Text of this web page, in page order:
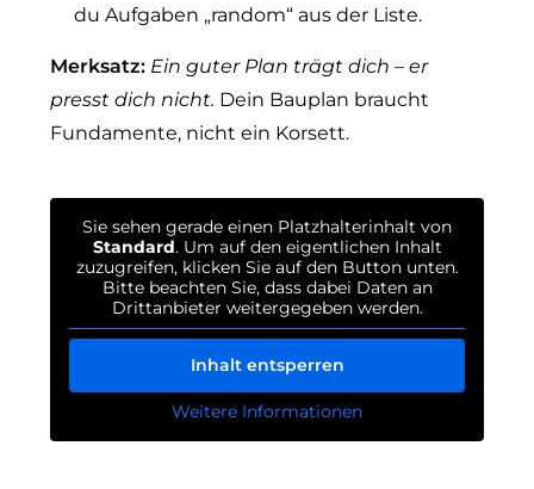
du Aufgaben „random“ aus der Liste.
Merksatz: Ein guter Plan trägt dich – er
presst dich nicht. Dein Bauplan braucht
Fundamente, nicht ein Korsett.
Sie sehen gerade einen Platzhalterinhalt von
Standard. Um auf den eigentlichen Inhalt
zuzugreifen, klicken Sie auf den Button unten.
Bitte beachten Sie, dass dabei Daten an
Drittanbieter weitergegeben werden.
Inhalt entsperren
Weitere Informationen